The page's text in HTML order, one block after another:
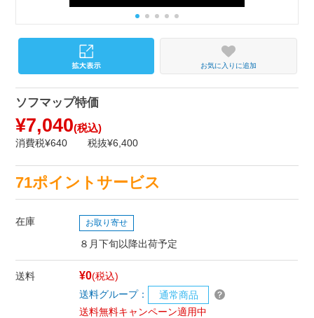
お気に入りに追加
ソフマップ特価
¥7,040(税込)
消費税¥640 税抜¥6,400
71ポイントサービス
在庫 お取り寄せ
８月下旬以降出荷予定
送料 ¥0(税込)
送料グループ：
通常商品
送料無料キャンペーン適用中